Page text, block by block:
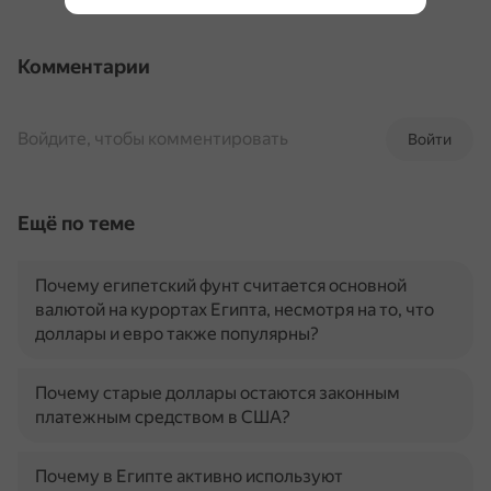
Комментарии
Войти
Войдите, чтобы комментировать
Ещё по теме
Почему египетский фунт считается основной
валютой на курортах Египта, несмотря на то, что
доллары и евро также популярны?
Почему старые доллары остаются законным
платежным средством в США?
Почему в Египте активно используют